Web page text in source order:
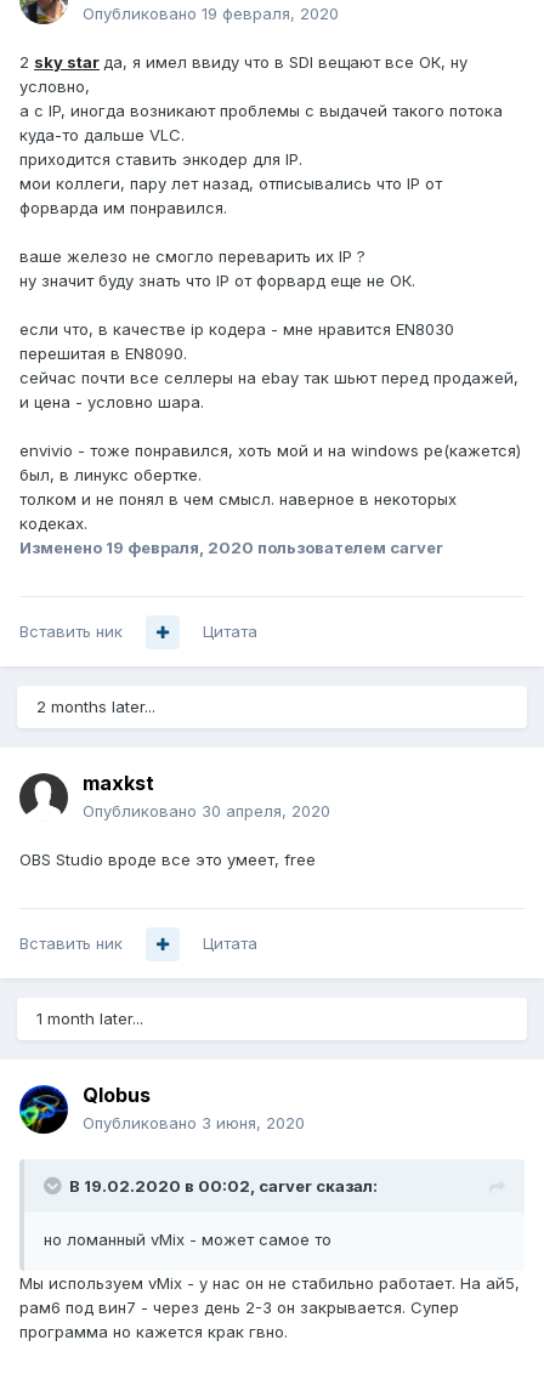
Опубликовано 19 февраля, 2020
2 sky starда, я имел ввиду что в SDI вещают все ОК, ну
условно,
а с IP, иногда возникают проблемы с выдачей такого потока
куда-то дальше VLC.
приходится ставить энкодер для IP.
мои коллеги, пару лет назад, отписывались что IP от
форварда им понравился.
ваше железо не смогло переварить их IP ?
ну значит буду знать что IP от форвард еще не ОК.
если что, в качестве ip кодера - мне нравится EN8030
перешитая в EN8090.
сейчас почти все селлеры на ebay так шьют перед продажей,
и цена - условно шара.
envivio - тоже понравился, хоть мой и на windows pe(кажется)
был, в линукс обертке.
толком и не понял в чем смысл. наверное в некоторых
кодеках.
Изменено 19 февраля, 2020 пользователем carver
Вставить ник Цитата
2 months later...
maxkst
Опубликовано 30 апреля, 2020
OBS Studio вроде все это умеет, free
Вставить ник Цитата
1 month later...
Qlobus
Опубликовано 3 июня, 2020
В 19.02.2020 в 00:02, carver сказал:
но ломанный vMix - может самое то
Мы используем vMix - у нас он не стабильно работает. На ай5,
рам6 под вин7 - через день 2-3 он закрывается. Супер
программа но кажется крак гвно.